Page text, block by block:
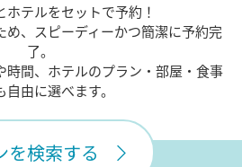
ホテルをセットで予約！
、
スピーディーかつ簡潔に予約完
了。
間、 ホテルのプラン・部屋・食事
自由に選べます。
を検索する